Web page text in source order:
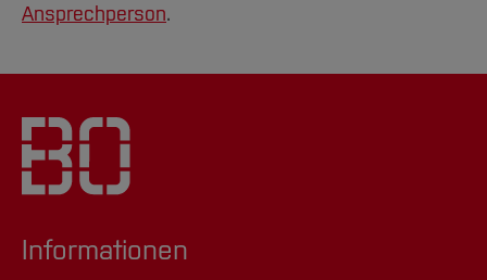
Ansprechperson.
Informationen